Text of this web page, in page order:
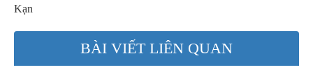
Kạn
BÀI VIẾT LIÊN QUAN